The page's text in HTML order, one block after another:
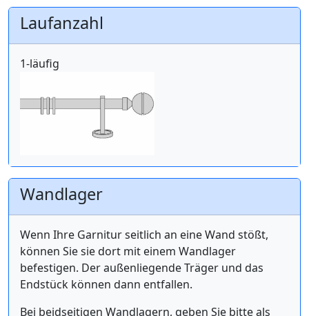
Laufanzahl
1-läufig
Wandlager
Wenn Ihre Garnitur seitlich an eine Wand stößt,
können Sie sie dort mit einem Wandlager
befestigen. Der außenliegende Träger und das
Endstück können dann entfallen.
Bei beidseitigen Wandlagern, geben Sie bitte als